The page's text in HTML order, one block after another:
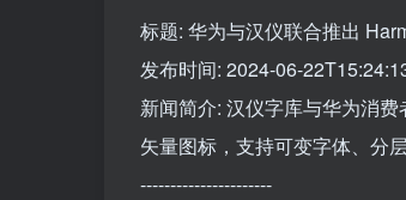
标题: 华为与汉仪联合推出
发布时间: 2024-06-
新闻简介: 汉仪字库与华为消
矢量图标，支持可变字体、分
----------------------